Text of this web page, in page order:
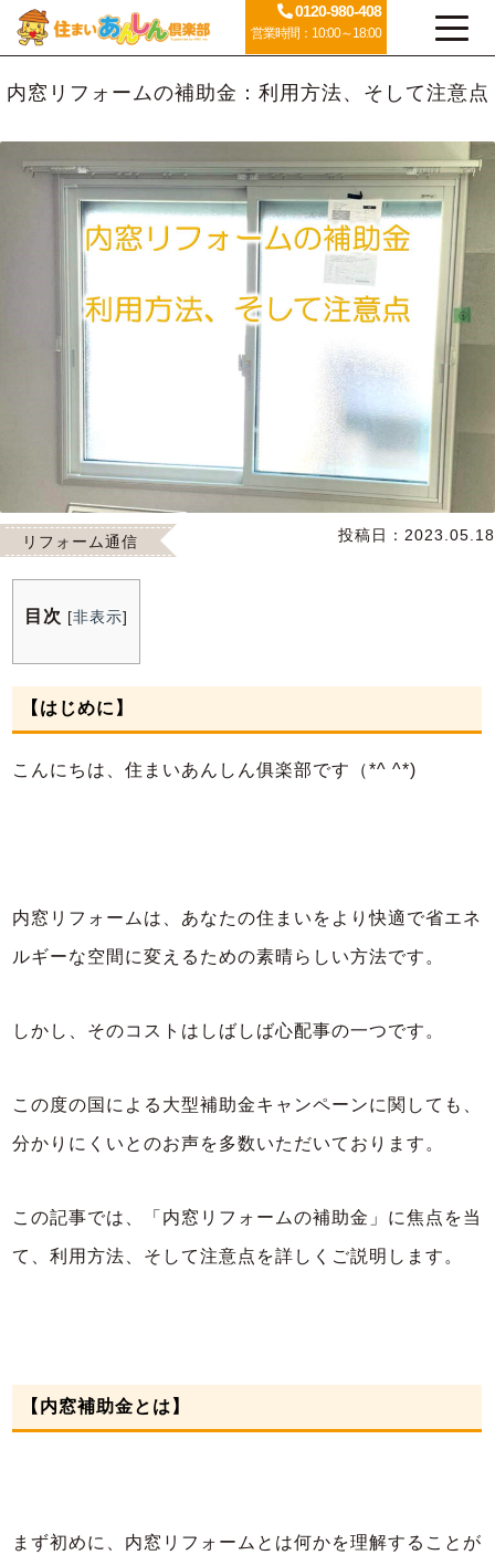
0120-980-408
営業時間：10:00～18:00
内窓リフォームの補助金：利用方法、そして注意点
リフォーム通信 投稿日： 2023.05.18
目次 [非表示]
【はじめに】
こんにちは、住まいあんしん俱楽部です（*^ ^*)
内窓リフォームは、あなたの住まいをより快適で省エネ
ルギーな空間に変えるための素晴らしい方法です。
しかし、そのコストはしばしば心配事の一つです。
この度の国による大型補助金キャンペーンに関しても、
分かりにくいとのお声を多数いただいております。
この記事では、「内窓リフォームの補助金」に焦点を当
て、利用方法、そして注意点を詳しくご説明します。
【内窓補助金とは】
まず初めに、内窓リフォームとは何かを理解することが